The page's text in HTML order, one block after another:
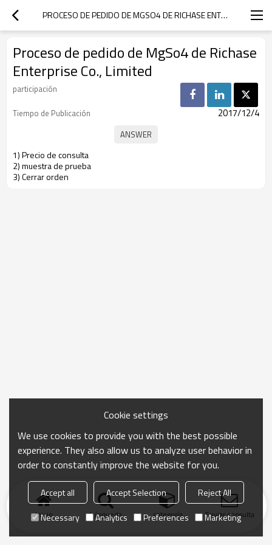
PROCESO DE PEDIDO DE MGSO4 DE RICHASE ENTERPRISE CO., LIMITED
Proceso de pedido de MgSo4 de Richase
Enterprise Co., Limited
participación
Tiempo de Publicación
2017/12/4
1) Precio de consulta
2) muestra de prueba
3) Cerrar orden
Inicio búsqueda categoría Enviar consulta
Cookie settings
We use cookies to provide you with the best possible
experience. They also allow us to analyze user behavior in
order to constantly improve the website for you.
Accept all Accept Selection
Reject All
Necessary
Analytics Preferences Marketing